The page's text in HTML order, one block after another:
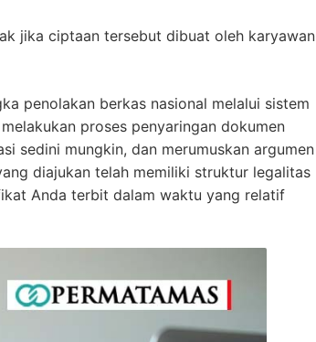
jika ciptaan tersebut dibuat oleh karyawan
penolakan berkas nasional melalui sistem
melakukan proses penyaringan dokumen
sedini mungkin, dan merumuskan argumen
diajukan telah memiliki struktur legalitas
Anda terbit dalam waktu yang relatif